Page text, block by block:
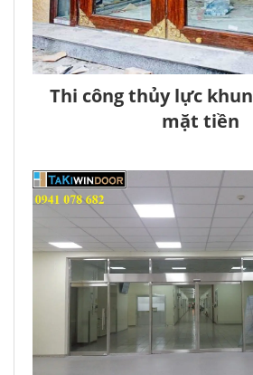
Thi công thủy lực
mặt tiền